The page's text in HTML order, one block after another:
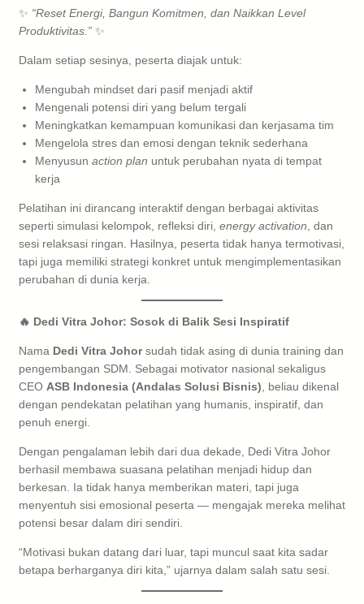
✨ “Reset Energi, Bangun Komitmen, dan Naikkan Level
Produktivitas.” ✨
Dalam setiap sesinya, peserta diajak untuk:
Mengubah mindset dari pasif menjadi aktif
Mengenali potensi diri yang belum tergali
Meningkatkan kemampuan komunikasi dan kerjasama tim
Mengelola stres dan emosi dengan teknik sederhana
Menyusun action plan untuk perubahan nyata di tempat
kerja
Pelatihan ini dirancang interaktif dengan berbagai aktivitas
seperti simulasi kelompok, refleksi diri, energy activation , dan
sesi relaksasi ringan. Hasilnya, peserta tidak hanya termotivasi,
tapi juga memiliki strategi konkret untuk mengimplementasikan
perubahan di dunia kerja.
🔥 Dedi Vitra Johor: Sosok di Balik Sesi Inspiratif
Nama Dedi Vitra Johorsudah tidak asing di dunia training dan
pengembangan SDM. Sebagai motivator nasional sekaligus
CEO ASB Indonesia (Andalas Solusi Bisnis) , beliau dikenal
dengan pendekatan pelatihan yang humanis, inspiratif, dan
penuh energi.
Dengan pengalaman lebih dari dua dekade, Dedi Vitra Johor
berhasil membawa suasana pelatihan menjadi hidup dan
berkesan. Ia tidak hanya memberikan materi, tapi juga
menyentuh sisi emosional peserta — mengajak mereka melihat
potensi besar dalam diri sendiri.
“Motivasi bukan datang dari luar, tapi muncul saat kita sadar
betapa berharganya diri kita,” ujarnya dalam salah satu sesi.